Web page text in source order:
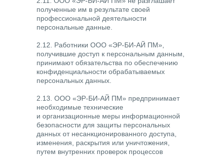
полученные им в результате своей
профессиональной деятельности
персональные данные.
2.12. Работники ООО «ЭР-БИ-АЙ ПМ»,
получившие доступ к персональным данным,
принимают обязательства по обеспечению
конфиденциальности обрабатываемых
персональных данных.
2.13. ООО «ЭР-БИ-АЙ ПМ» предпринимает
необходимые технические
и организационные меры информационной
безопасности для защиты персональных
данных от несанкционированного доступа,
изменения, раскрытия или уничтожения,
путем внутренних проверок процессов